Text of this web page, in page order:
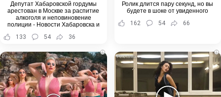
Депутат Хабаровской гордумы
арестован в Москве за распитие
алкоголя и неповиновение
полиции - Новости Хабаровска и
133 54 36
Ролик длится пару секунд, но вы
будете в шоке от увиденного
162
54 66
i i